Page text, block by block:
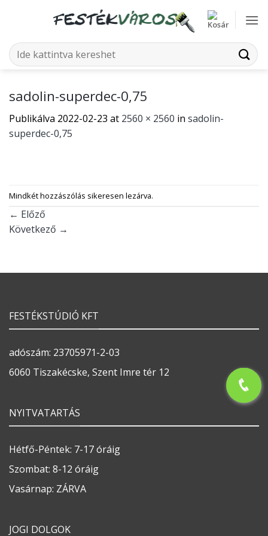
Keresés
a
sadolin-superdec-0,75
Publikálva 2022-02-23 at 2560 × 2560 in sadolin-
superdec-0,75
Mindkét hozzászólás sikeresen lezárva.
← Előző
Következő →
FESTÉKSTÚDIÓ KFT
adószám: 23705971-2-03
6060 Tiszakécske, Szent Imre tér 12
NYITVATARTÁS
Hétfő-Péntek: 7-17 óráig
Szombat: 8-12 óráig
Vasárnap: ZÁRVA
JOGI DOLGOK